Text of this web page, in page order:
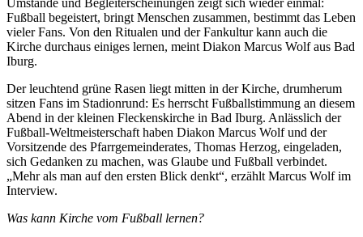
Fußball begeistert, bringt Menschen zusammen, bestimmt das Leben
vieler Fans. Von den Ritualen und der Fankultur kann auch die
Kirche durchaus einiges lernen, meint Diakon Marcus Wolf aus Bad
Iburg.
Der leuchtend grüne Rasen liegt mitten in der Kirche, drumherum
sitzen Fans im Stadionrund: Es herrscht Fußballstimmung an diesem
Abend in der kleinen Fleckenskirche in Bad Iburg. Anlässlich der
Fußball-Weltmeisterschaft haben Diakon Marcus Wolf und der
Vorsitzende des Pfarrgemeinderates, Thomas Herzog, eingeladen,
sich Gedanken zu machen, was Glaube und Fußball verbindet.
„Mehr als man auf den ersten Blick denkt“, erzählt Marcus Wolf im
Interview.
Was kann Kirche vom Fußball lernen?